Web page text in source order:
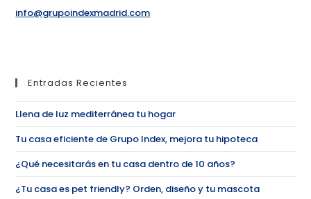
info@grupoindexmadrid.com
Entradas Recientes
Llena de luz mediterránea tu hogar
Tu casa eficiente de Grupo Index, mejora tu hipoteca
¿Qué necesitarás en tu casa dentro de 10 años?
¿Tu casa es pet friendly? Orden, diseño y tu mascota